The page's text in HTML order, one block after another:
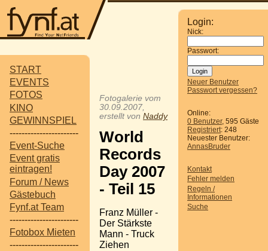
START
EVENTS
FOTOS
KINO
GEWINNSPIEL
-----------------------
Event-Suche
Event gratis
eintragen!
Forum / News
Gästebuch
Fynf.at Team
-----------------------
Fotobox Mieten
-----------------------
Login:
Nick:
Passwort:
Neuer Benutzer
Passwort vergessen?
Online:
0 Benutzer, 595 Gäste
Registriert: 248
Neuester Benutzer:
AnnasBruder
Kontakt
Fehler melden
Regeln /
Informationen
Suche
Fotogalerie vom
30.09.2007,
erstellt von Naddy
World
Records
Day 2007
- Teil 15
Franz Müller -
Der Stärkste
Mann - Truck
Ziehen